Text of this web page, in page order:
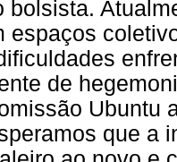
bolsista.
espaços
de
Ubuntu
que a